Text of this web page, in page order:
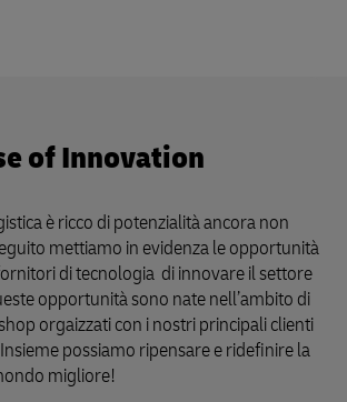
of Innovation
è ricco di potenzialità ancora non
mettiamo in evidenza le opportunità
di tecnologia di innovare il settore
opportunità sono nate nell’ambito di
orgaizzati con i nostri principali clienti
possiamo ripensare e ridefinire la
migliore!